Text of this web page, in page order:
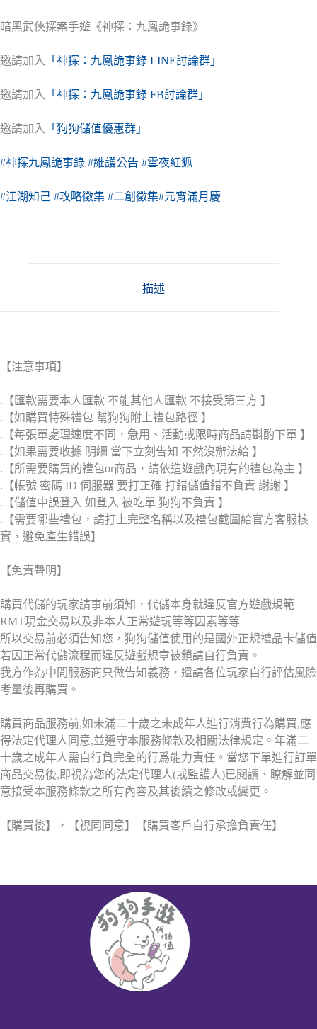
NT$30
到
暗黑武俠探案手遊《神探：九鳳詭事錄》
邀請加入 「神探：九鳳詭事錄 LINE討論群」
邀請加入 「神探：九鳳詭事錄 FB討論群」
邀請加入 「狗狗儲值優惠群」
#神探九鳳詭事錄 #維護公告 #雪夜紅狐
#江湖知己 #攻略徵集 #二創徵集#元宵滿月慶
描述
【注意事項】
.【匯款需要本人匯款 不能其他人匯款 不接受第三方 】
.【如購買特殊禮包 幫狗狗附上禮包路徑 】
.【每張單處理速度不同，急用、活動或限時商品請斟酌下單 】
.【如果需要收據 明細 當下立刻告知 不然沒辦法給 】
.【所需要購買的禮包or商品，請依造遊戲內現有的禮包為主 】
.【帳號 密碼 ID 伺服器 要打正確 打錯儲值錯不負責 謝謝 】
.【儲值中誤登入 如登入 被吃單 狗狗不負責 】
.【需要哪些禮包，請打上完整名稱以及禮包截圖給官方客服核
實，避免產生錯誤】
【免責聲明】
購買代儲的玩家請事前須知，代儲本身就違反官方遊戲規範
RMT現金交易以及非本人正常遊玩等等因素等等
所以交易前必須告知您，狗狗儲值使用的是國外正規禮品卡儲值
若因正常代儲流程而違反遊戲規章被鎖請自行負責。
我方作為中間服務商只做告知義務，還請各位玩家自行評估風險
考量後再購買。
購買商品服務前,如未滿二十歲之未成年人進行消費行為購買,應
得法定代理人同意,並遵守本服務條款及相關法律規定。年滿二
十歲之成年人需自行負完全的行爲能力責任。當您下單進行訂單
商品交易後,即視為您的法定代理人(或監護人)已閱讀、瞭解並同
意接受本服務條款之所有內容及其後續之修改或變更。
【購買後】，【視同同意】【購買客戶自行承擔負責任】